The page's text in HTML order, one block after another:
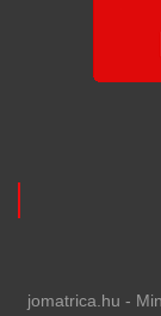
jomatrica.hu -